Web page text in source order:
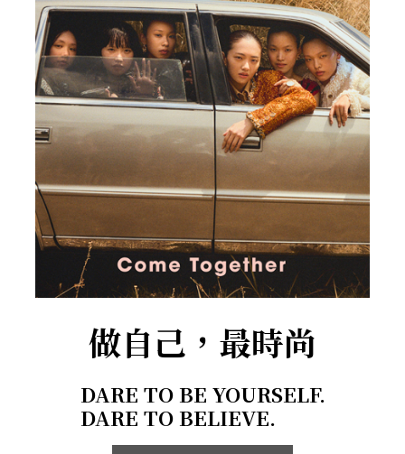
做自己，最時尚
DARE TO BE YOURSELF.
DARE TO BELIEVE.